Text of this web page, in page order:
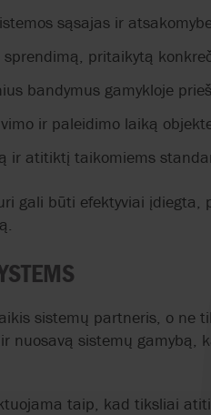
sąsajas ir
pritaikytą
bandymus gamykloje
ir paleidimo laiką
ir atitiktį taikomiems
gali būti efektyviai
sistemų partneris, o ne
nuosavą sistemų
taip, kad tiksliai